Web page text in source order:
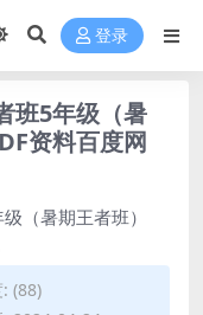
登录
班5年级（暑
资料百度网
(88)